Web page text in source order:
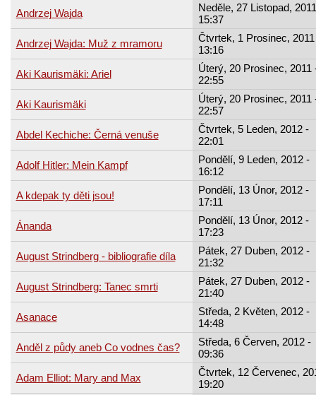
Andrzej Wajda
Neděle, 27 Listopad,
15:37
Andrzej Wajda: Muž z mramoru
Čtvrtek, 1 Prosinec,
13:16
Aki Kaurismäki: Ariel
Úterý, 20 Prosinec, 2011
22:55
Aki Kaurismäki
Úterý, 20 Prosinec, 2011
22:57
Abdel Kechiche: Černá venuše
Čtvrtek, 5 Leden, 2012 -
22:01
Adolf Hitler: Mein Kampf
Pondělí, 9 Leden, 2012 -
16:12
A kdepak ty děti jsou!
Pondělí, 13 Únor, 2012 -
17:11
Ánanda
Pondělí, 13 Únor, 2012 -
17:23
August Strindberg - bibliografie díla
Pátek, 27 Duben, 2012 -
21:32
August Strindberg: Tanec smrti
Pátek, 27 Duben, 2012 -
21:40
Asanace
Středa, 2 Květen, 2012 -
14:48
Anděl z půdy aneb Co vodnes čas?
Středa, 6 Červen, 2012 -
09:36
Adam Elliot: Mary and Max
Čtvrtek, 12 Červenec,
19:20